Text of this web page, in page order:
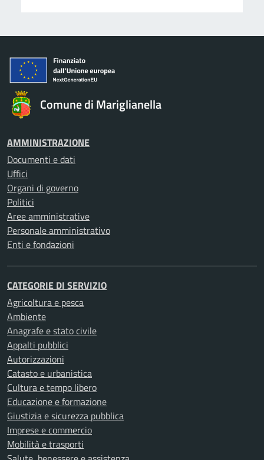
Comune di Mariglianella
AMMINISTRAZIONE
Documenti e dati
Uffici
Organi di governo
Politici
Aree amministrative
Personale amministrativo
Enti e fondazioni
CATEGORIE DI SERVIZIO
Agricoltura e pesca
Ambiente
Anagrafe e stato civile
Appalti pubblici
Autorizzazioni
Catasto e urbanistica
Cultura e tempo libero
Educazione e formazione
Giustizia e sicurezza pubblica
Imprese e commercio
Mobilità e trasporti